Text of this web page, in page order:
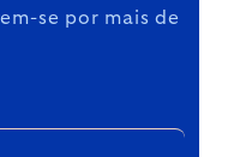
se por mais de